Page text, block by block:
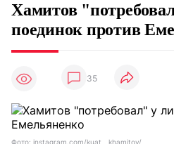
Хамитов
поединок против
35
Фото: instagram.com/kuat__khamitov/